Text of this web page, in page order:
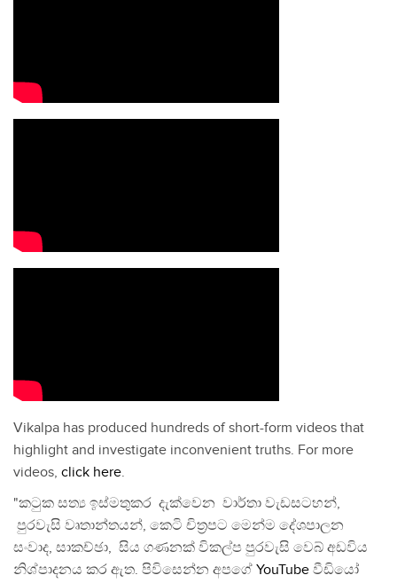
Vikalpa has produced hundreds of short-form videos that
highlight and investigate inconvenient truths. For more
videos, click here.
"කටුක සත්‍ය ඉස්මතුකර දැක්වෙන වාර්තා වැඩසටහන්,
පුරවැසි වෘතාන්තයන්, කෙටි චිත්‍රපට මෙන්ම දේශපාලන
සංවාද, සාකච්ඡා, සිය ගණනක් විකල්ප පුරවැසි වෙබ් අඩවිය
නිශ්පාදනය කර ඇත. පිවිසෙන්න අපගේ YouTube වීඩියෝ